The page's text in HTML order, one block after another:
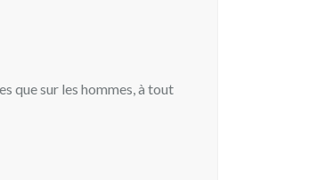
que sur les hommes, à tout